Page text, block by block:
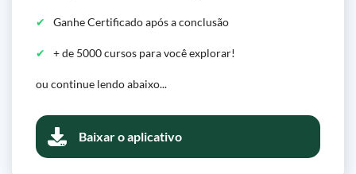
Ganhe Certificado após a conclusão
+ de 5000 cursos para você explorar!
ou continue lendo abaixo...
Baixar o aplicativo